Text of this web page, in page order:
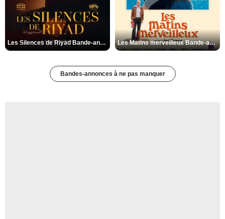
Les Silences de Riyad Bande-annonce VO STFR Les Matins merveilleux Bande-annonce VF
Bandes-annonces à ne pas manquer